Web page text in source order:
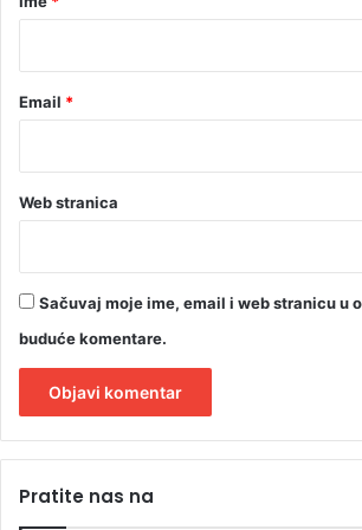
b
a
j
e
d
ć
a
Email *
Web stranica
Sačuvaj moje ime, email i web stranicu u
buduće komentare.
tPratite nas na